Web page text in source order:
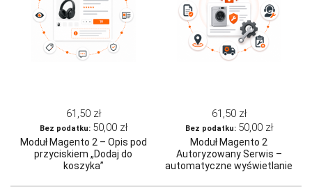
61,50 zł
50,00 zł
Moduł Magento 2 – Opis pod
przyciskiem „Dodaj do
koszyka”
61,50 zł
50,00 zł
Moduł Magento 2
Autoryzowany Serwis –
automatyczne wyświetlanie